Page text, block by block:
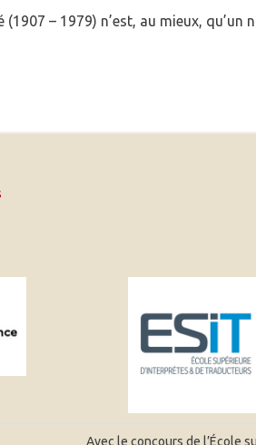
(1907 – 1979) n’est, au mieux,
Avec le concours de l’École